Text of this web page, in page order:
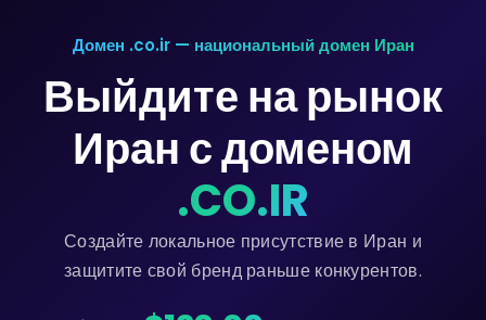
Домен .co.ir — национальный домен Иран
Выйдите на рынок
Иран с доменом
.CO.IR
Создайте локальное присутствие в Иран и
защитите свой бренд раньше конкурентов.